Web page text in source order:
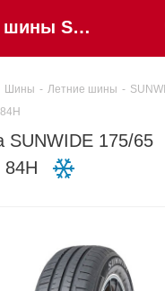
Летние шины SUNWIDE 175/65 R15 RS-zero 84H купить в интернет-магазине «Шинторг» в Калининграде
Шины - Летние шины -
SUNWIDE 175/65
84H